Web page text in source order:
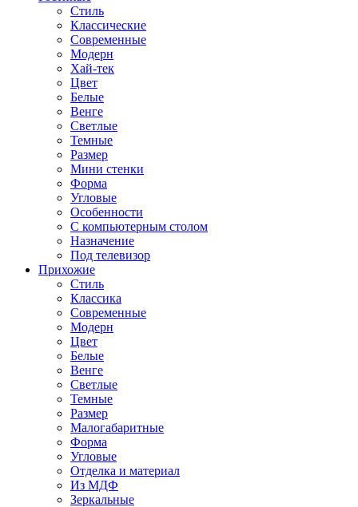
Стиль
Классические
Современные
Модерн
Хай-тек
Цвет
Белые
Венге
Светлые
Темные
Размер
Мини стенки
Форма
Угловые
Особенности
С компьютерным столом
Назначение
Под телевизор
Прихожие
Стиль
Классика
Современные
Модерн
Цвет
Белые
Венге
Светлые
Темные
Размер
Малогабаритные
Форма
Угловые
Отделка и материал
Из МДФ
Зеркальные